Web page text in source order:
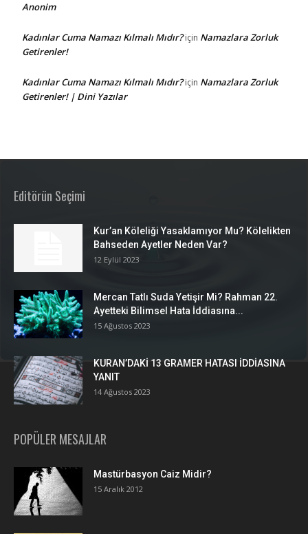
Anonim
Kadınlar Cuma Namazı Kılmalı Mıdır?için Namazlara Zorluk
Getirenler!
Kadınlar Cuma Namazı Kılmalı Mıdır?için Namazlara Zorluk
Getirenler! | Dini Yazılar
Editörün Seçimi
Kur’an Köleliği Yasaklamıyor Mu? Kölelikten
Bahseden Ayetler Neden Var?
12 Eylül 2023
Mercan Tatlı Suda Yetişir Mi? Rahman 22.
Ayetteki Bilimsel Hata İddiasına...
15 Ağustos 2023
KURAN’DAKİ 13 GRAMER HATASI İDDİASINA
YANIT
14 Ağustos 2023
POPÜLER MESAJLAR
Mastürbasyon Caiz Midir?
15 Aralık 2012